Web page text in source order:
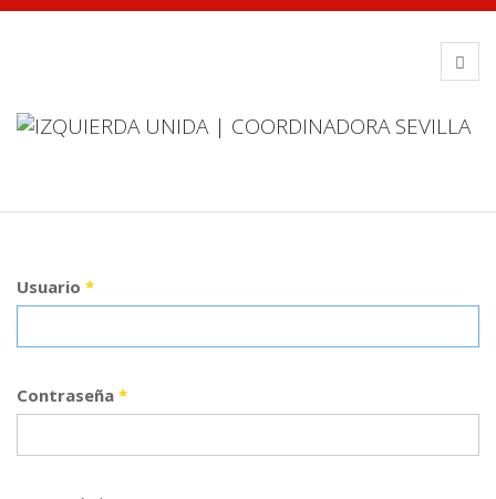
Usuario *
Contraseña *